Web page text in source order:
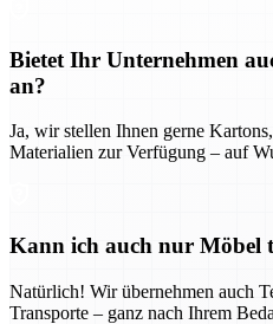
Bietet Ihr Unternehmen
an?
Ja, wir stellen Ihnen gerne
Materialien zur Verfügung – auf
Kann ich auch nur Möbel
Natürlich! Wir übernehmen auch
Transporte – ganz nach Ihrem